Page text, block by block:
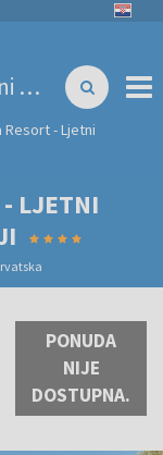
Crvena Luka Resort - Ljetni praznici u Dalmaciji
Resort - Ljetni
- LJETNI
PONUDA
NIJE
DOSTUPNA.